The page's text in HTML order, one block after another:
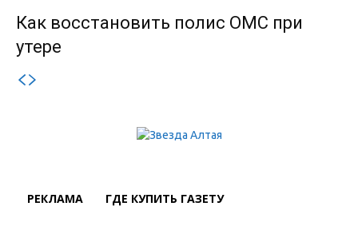
Как восстановить полис ОМС при
утере
РЕКЛАМА ГДЕ КУПИТЬ ГАЗЕТУ